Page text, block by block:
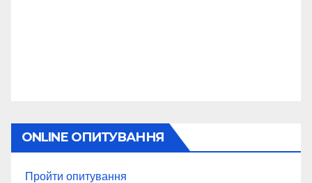
ONLINE ОПИТУВАННЯ
Пройти опитування